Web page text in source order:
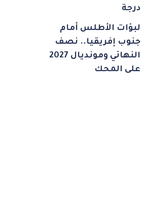
درجة
لبؤات الأطلس أمام
جنوب إفريقيا.. نصف
النهائي ومونديال 2027
على المحك